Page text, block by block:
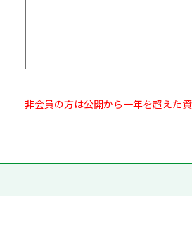
非会員の方は公開から一年を超えた